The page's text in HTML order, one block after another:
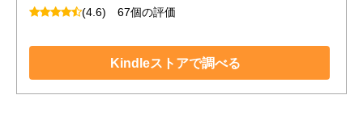
(4.6) 67個の評価
Kindleストアで調べる